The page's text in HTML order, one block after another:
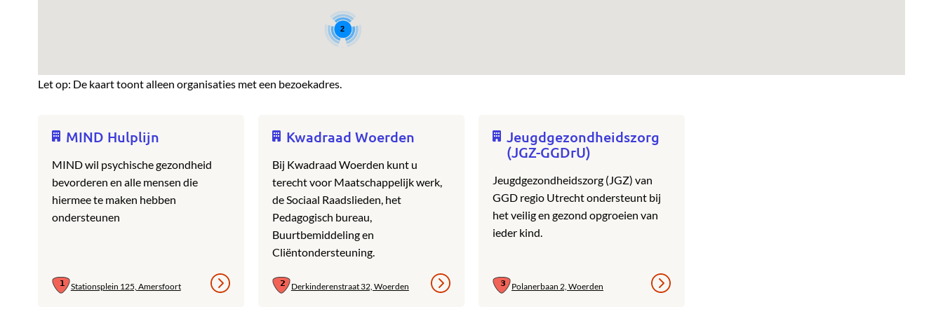
2
Let op: De kaart toont alleen organisaties met een bezoekadres.
MIND Hulplijn
MIND wil psychische gezondheid
bevorderen en alle mensen die
hiermee te maken hebben
ondersteunen
Stationsplein 125, Amersfoort
Kwadraad Woerden
Bij Kwadraad Woerden kunt u
terecht voor Maatschappelijk werk,
de Sociaal Raadslieden, het
Pedagogisch bureau,
Buurtbemiddeling en
Cliëntondersteuning.
Derkinderenstraat 32, Woerden
Jeugdgezondheidszorg
(JGZ-GGDrU)
Jeugdgezondheidszorg (JGZ) van
GGD regio Utrecht ondersteunt bij
het veilig en gezond opgroeien van
ieder kind.
Polanerbaan 2, Woerden